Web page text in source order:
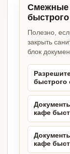
Смежные
Полезно,
закрыть
блок
быстрого
кафе
кафе